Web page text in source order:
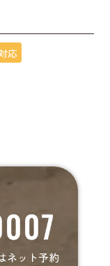
応
ネット予約